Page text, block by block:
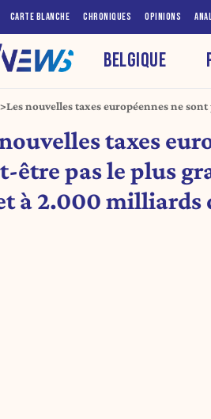
CARTE BLANCHE CHRONIQUES OPINIONS
BELGIQUE
Les nouvelles taxes européennes ne
taxes
être pas le plus
à 2.000 milliards